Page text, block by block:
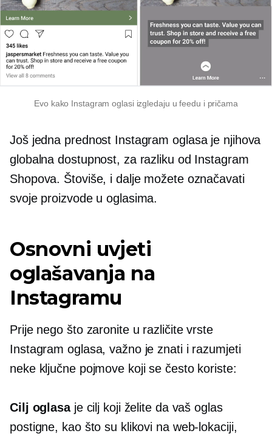
Evo kako Instagram oglasi izgledaju u feedu i pričama
Još jedna prednost Instagram oglasa je njihova
globalna dostupnost, za razliku od Instagram
Shopova. Štoviše, i dalje možete označavati
svoje proizvode u oglasima.
Osnovni uvjeti
oglašavanja na
Instagramu
Prije nego što zaronite u različite vrste
Instagram oglasa, važno je znati i razumjeti
neke ključne pojmove koji se često koriste:
Cilj oglasaje cilj koji želite da vaš oglas
postigne, kao što su klikovi na web-lokaciji,